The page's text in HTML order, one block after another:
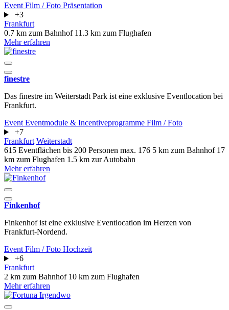
Event Film / Foto Präsentation
+3
Frankfurt
0.7 km zum Bahnhof 11.3 km zum Flughafen
Mehr erfahren
finestre
Das finestre im Weiterstadt Park ist eine exklusive Eventlocation bei
Frankfurt.
Event Eventmodule & Incentiveprogramme Film / Foto
+7
Frankfurt Weiterstadt
615 Eventflächen bis 200 Personen max. 176 5 km zum Bahnhof 17
km zum Flughafen 1.5 km zur Autobahn
Mehr erfahren
Finkenhof
Finkenhof ist eine exklusive Eventlocation im Herzen von
Frankfurt-Nordend.
Event Film / Foto Hochzeit
+6
Frankfurt
2 km zum Bahnhof 10 km zum Flughafen
Mehr erfahren